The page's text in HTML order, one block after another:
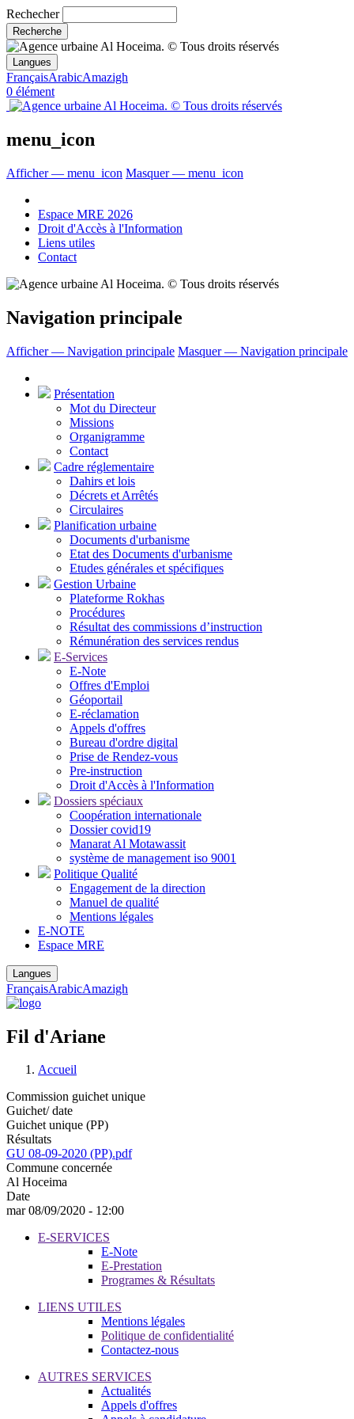
Rechecher
Langues
FrançaisArabicAmazigh
0 élément
menu_icon
Afficher — menu_icon Masquer — menu_icon
Espace MRE 2026
Droit d'Accès à l'Information
Liens utiles
Contact
Navigation principale
Afficher — Navigation principale Masquer — Navigation principale
Présentation
Mot du Directeur
Missions
Organigramme
Contact
Cadre réglementaire
Dahirs et lois
Décrets et Arrêtés
Circulaires
Planification urbaine
Documents d'urbanisme
Etat des Documents d'urbanisme
Etudes générales et spécifiques
Gestion Urbaine
Plateforme Rokhas
Procédures
Résultat des commissions d’instruction
Rémunération des services rendus
E-Services
E-Note
Offres d'Emploi
Géoportail
E-réclamation
Appels d'offres
Bureau d'ordre digital
Prise de Rendez-vous
Pre-instruction
Droit d'Accès à l'Information
Dossiers spéciaux
Coopération internationale
Dossier covid19
Manarat Al Motawassit
système de management iso 9001
Politique Qualité
Engagement de la direction
Manuel de qualité
Mentions légales
E-NOTE
Espace MRE
Langues
FrançaisArabicAmazigh
Fil d'Ariane
Accueil
Commission guichet unique
Guichet/ date
Guichet unique (PP)
Résultats
GU 08-09-2020 (PP).pdf
Commune concernée
Al Hoceima
Date
mar 08/09/2020 - 12:00
E-SERVICES
E-Note
E-Prestation
Programes & Résultats
LIENS UTILES
Mentions légales
Politique de confidentialité
Contactez-nous
AUTRES SERVICES
Actualités
Appels d'offres